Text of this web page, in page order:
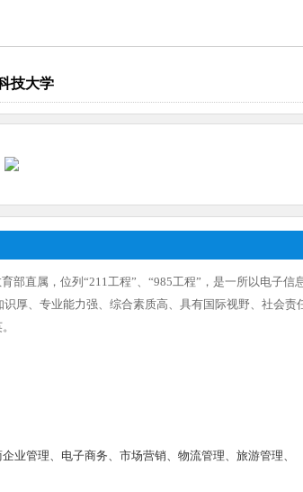
技大学
部直属，位列“211工程”、“985工程”，是一所以电子信
厚、专业能力强、综合素质高、具有国际视野、社会责
业管理、电子商务、市场营销、物流管理、旅游管理、